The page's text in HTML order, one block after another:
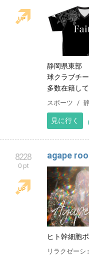
静岡県東部
球クラブチ
多数在籍し
スポーツ
見に行く
8228
0 pt
agape
ヒト幹細胞
リラクゼーシ